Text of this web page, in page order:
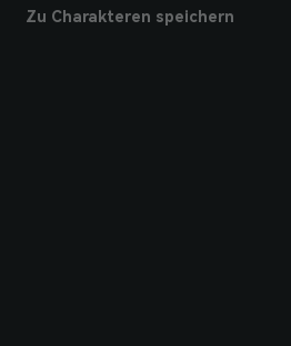
Zu Charakteren speichern